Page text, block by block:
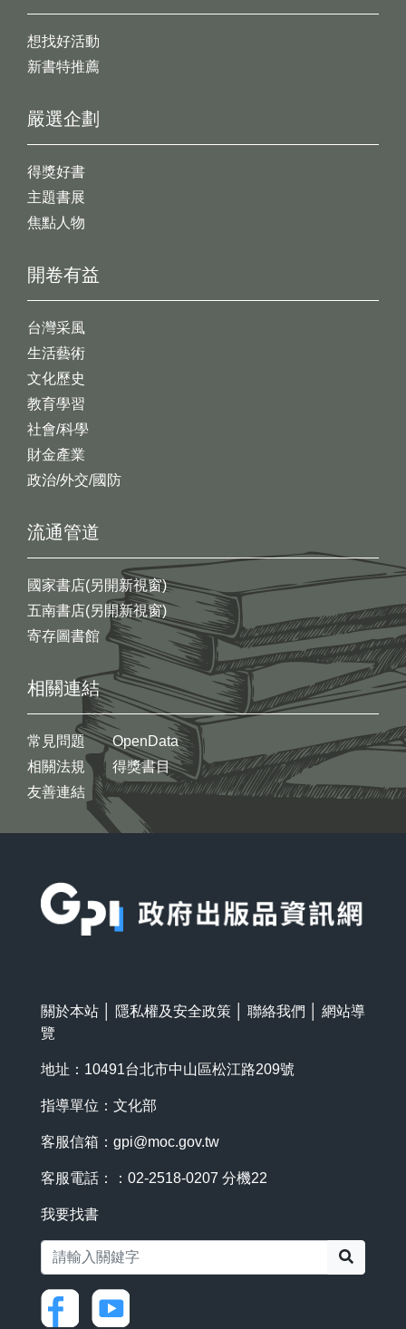
想找好活動
新書特推薦
開卷有益
台灣采風
生活藝術
文化歷史
教育學習
社會/科學
財金產業
政治/外交/國防
嚴選企劃
得獎好書
主題書展
焦點人物
流通管道
國家書店(另開新視窗)
五南書店(另開新視窗)
寄存圖書館
相關連結
常見問題
相關法規
友善連結
OpenData
得獎書目
關於本站 隱私權及安全政策 聯絡我們
網站導
覽
地址：10491台北市中山區松江路209號
指導單位：文化部
客服信箱： gpi@moc.gov.tw
客服電話：：02-2518-0207 分機22
我要找書